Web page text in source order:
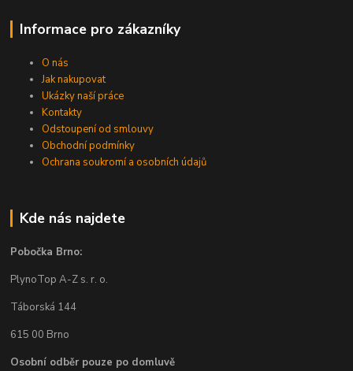
Informace pro zákazníky
O nás
Jak nakupovat
Ukázky naší práce
Kontakty
Odstoupení od smlouvy
Obchodní podmínky
Ochrana soukromí a osobních údajů
Kde nás najdete
Pobočka Brno:
PlynoTop A-Z s. r. o.
Táborská 144
615 00 Brno
Osobní odběr pouze po domluvě